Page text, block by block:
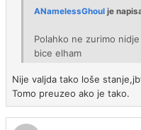
ANamelessGhoul je
Polahko ne zurimo
bice elham
Nije valjda tako loše
Tomo preuzeo ako je tako.